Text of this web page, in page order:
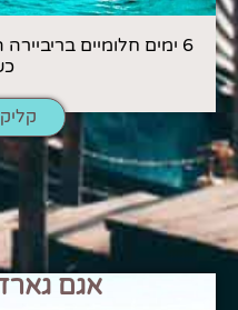
6 ימים חלומיים
אגם